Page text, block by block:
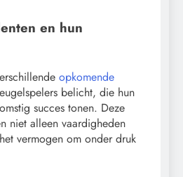
en hun
opkomende
belicht, die hun
succes tonen. Deze
niet alleen vaardigheden
vermogen om onder druk